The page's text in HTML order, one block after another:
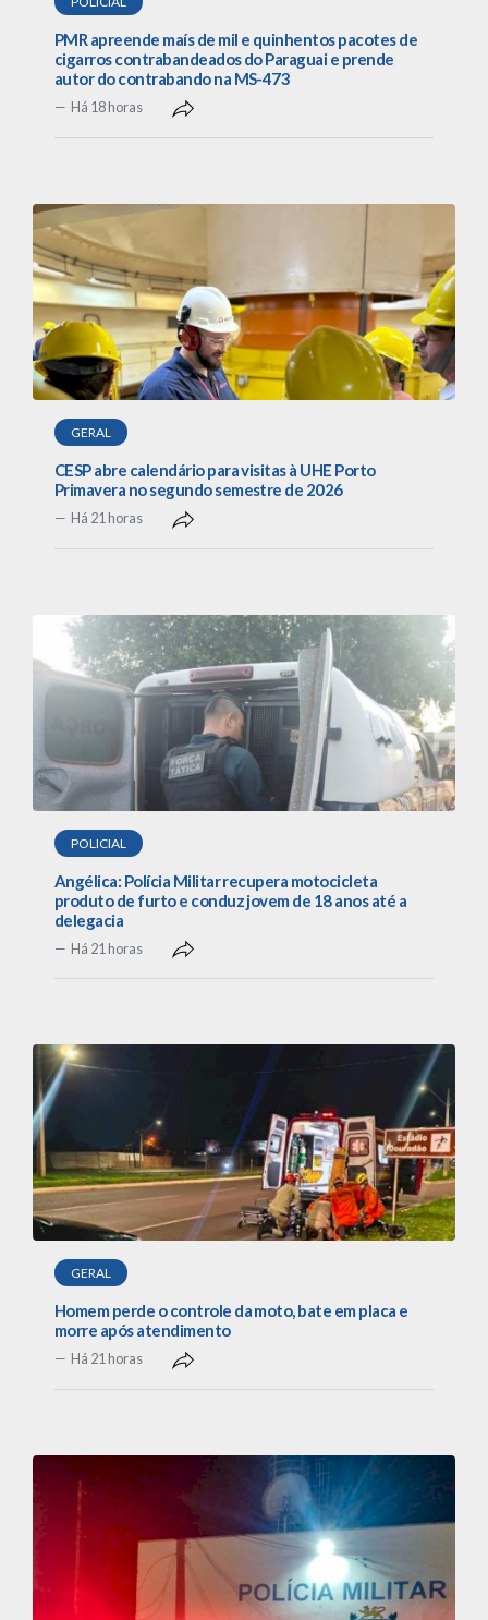
PMR apreende maís de mil e quinhentos pacotes de
cigarros contrabandeados do Paraguai e prende
autor do contrabando na MS-473
Há 18 horas
GERAL
CESP abre calendário para visitas à UHE Porto
Primavera no segundo semestre de 2026
Há 21 horas
POLICIAL
Angélica: Polícia Militar recupera motocicleta
produto de furto e conduz jovem de 18 anos até a
delegacia
Há 21 horas
GERAL
Homem perde o controle da moto, bate em placa e
morre após atendimento
Há 21 horas